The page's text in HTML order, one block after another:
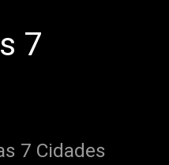
7
7 Cidades